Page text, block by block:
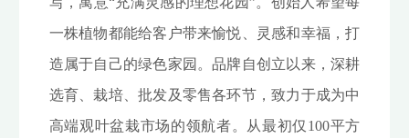
一株植物都能给客户带来愉悦、灵感和幸福，打
造属于自己的绿色家园。品牌自创立以来，深耕
选育、栽培、批发及零售各环节，致力于成为中
高端观叶盆栽市场的领航者。从最初仅100平方